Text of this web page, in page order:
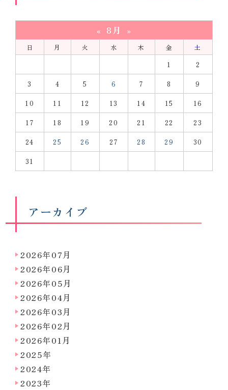
« 8月 »
日 月 火 水 木 金
土
1
2
3 4 5 6 7 8 9
10 11 12 13 14 15 16
17 18 19 20 21 22 23
24 25 26 27 28 29 30
31
アーカイブ
2026年07月
2026年06月
2026年05月
2026年04月
2026年03月
2026年02月
2026年01月
2025年
2024年
2023年